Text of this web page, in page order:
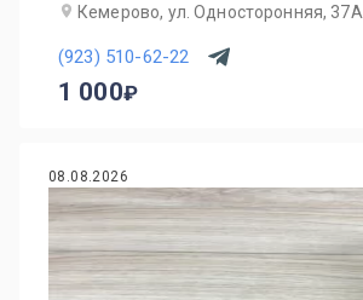
Кемерово, ул. Односторонняя, 37А
(923) 510-62-22
1 000
08.08.2026